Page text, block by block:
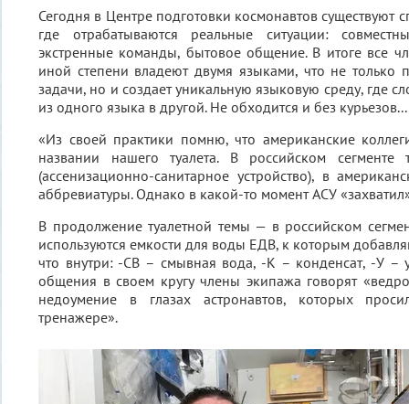
Сегодня в Центре подготовки космонавтов существуют
где отрабатываются реальные ситуации:
экстренные команды, бытовое общение. В итоге все
иной степени владеют двумя языками, что не только
задачи, но и создает уникальную языковую среду, где
из одного языка в другой. Не обходится и без курьезов...
«Из своей практики помню, что американские
названии нашего туалета. В российском сегменте
(ассенизационно-санитарное устройство), в
аббревиатуры. Однако в какой-то момент АСУ
В продолжение туалетной темы — в российском
используются емкости для воды ЕДВ, к которым
что внутри: -СВ – смывная вода, -К – конденсат, -У –
общения в своем кругу члены экипажа говорят
недоумение в глазах астронавтов, которых
тренажере».